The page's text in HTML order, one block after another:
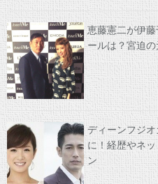
恵藤憲二が伊
ールは？宮迫の
ディーンフジ
に！経歴やネ
ン